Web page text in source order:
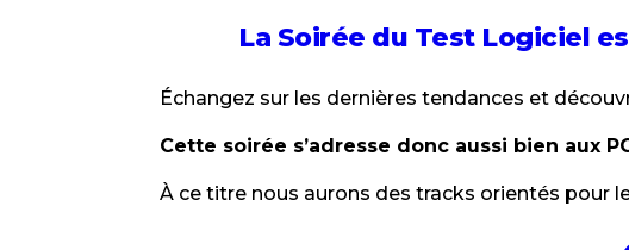
La Soirée du Test Logiciel
Échangez sur les dernières tendances et
Cette soirée s’adresse donc aussi bien aux
À ce titre nous aurons des tracks orientés pour